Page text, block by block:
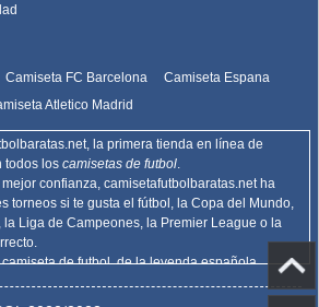
Camiseta FC Barcelona
Camiseta Espana
Atletico Madrid
la primera tienda en línea de
todos los camisetas de futbol.
confianza, camisetafutbolbaratas.netha
torneos si te gusta el fútbol, la Copa del Mundo,
Liga de Campeones, la Premier League o la
de futbol, de la leyenda española